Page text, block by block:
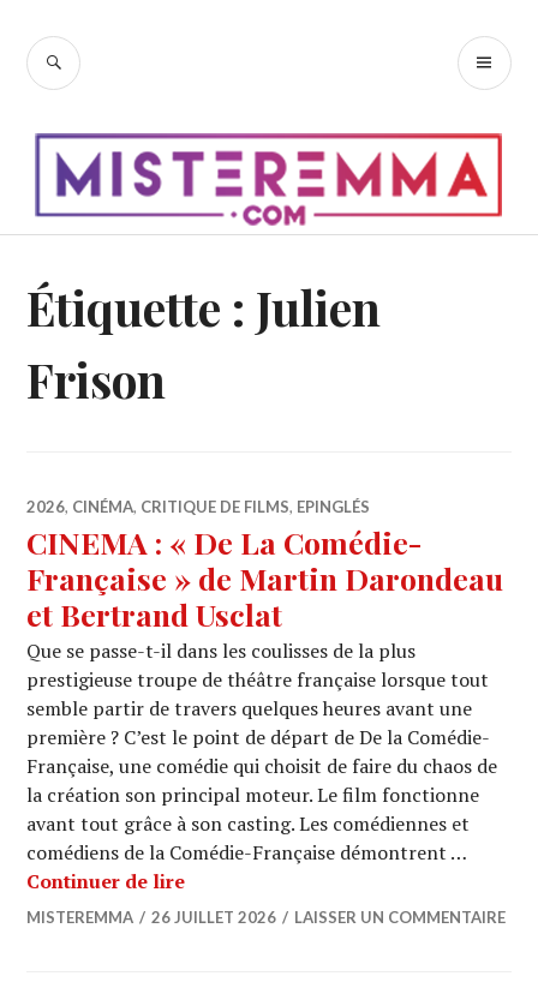
contenu
RECHERCHE
Étiquette : Julien
Frison
2026, CINÉMA, CRITIQUE DE FILMS, EPINGLÉS
CINEMA : « De La Comédie-
Française » de Martin Darondeau
et Bertrand Usclat
Que se passe-t-il dans les coulisses de la plus
prestigieuse troupe de théâtre française lorsque tout
semble partir de travers quelques heures avant une
première ? C’est le point de départ de De la Comédie-
Française, une comédie qui choisit de faire du chaos de
la création son principal moteur. Le film fonctionne
avant tout grâce à son casting. Les comédiennes et
comédiens de la Comédie-Française démontrent …
Continuer de lireCINEMA : « De La Comédie-
MISTEREMMA 26 JUILLET 2026 LAISSER UN COMMENTAIRE